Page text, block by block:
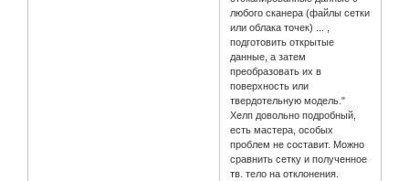
любого сканера (файлы сетки
или облака точек) ... ,
подготовить открытые
данные, а затем
преобразовать их в
поверхность или
твердотельную модель."
Хелп довольно подробный,
есть мастера, особых
проблем не составит. Можно
сравнить сетку и полученное
тв. тело на отклонения.